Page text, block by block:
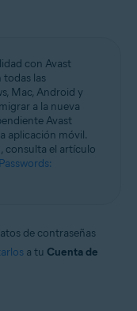
- 32 o 64 bits
bits
Pack 1 con
con Avast
todas las
Mac, Android y
a la nueva
Avast
aplicación móvil.
consulta el artículo
de contraseñas
a tu Cuenta de